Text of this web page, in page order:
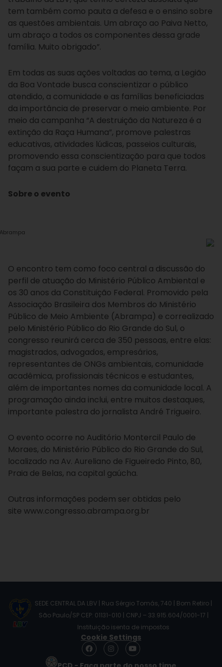
tem também como pauta a defesa e o ensino sobre
as questões ambientais. Um abraço ao Paiva Netto,
um abraço a todos os componentes dessa grade
família. Muito obrigado”.
Em todas as suas ações voltadas ao tema, a Legião
da Boa Vontade busca conscientizar o público
atendido, a comunidade e as famílias beneficiadas
da importância de preservar o meio ambiente. Por
meio da campanha “A destruição da Natureza é a
extinção da Raça Humana”, promove palestras
educativas, atividades lúdicas, passeios culturais,
promovendo essa conscientização para que todos
façam a sua parte e cuidem do Planeta Terra.
Sobre o evento
O encontro tem como foco central a discussão do
perfil de atuação do Ministério Público Ambiental e
os 30 anos da Constituição Federal. Promovido pela
Associação Brasileira dos Membros do Ministério
Público de Meio Ambiente (Abrampa) e correalizado
pelo Ministério Público do Rio Grande do Sul, o
congresso reunirá cerca de 350 pessoas, entre elas:
magistrados, advogados, empresários,
representantes de ONGs ambientais, comunidade
acadêmica, profissionais técnicos e estudantes,
além de importantes nomes da comunidade local. A
programação ainda inclui, entre muitos destaques,
importante palestra do jornalista André Trigueiro.
O evento ocorre no Auditório Montercil Paulo de
Moraes, do Ministério Público do Rio Grande do Sul,
localizado na Av. Aureliano de Figueiredo Pinto, 80,
Praia de Belas, na capital gaúcha.
Outras informações podem ser obtidas pelo
site www.congresso.abrampa.org.br
SEDE CENTRAL DA LBV | Rua Sérgio Tomás, 740 | Bom Retiro |
São Paulo/SP CEP: 01131-010 | CNPJ – 33.915.604/0001-17 |
Instituição isenta de impostos
Cookie Settings
F
a
I
n
s
Y
o